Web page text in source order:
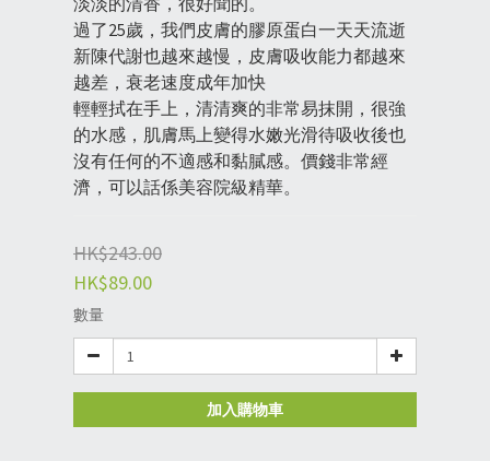
過了25歲，我們皮膚的膠原蛋白一天天流逝
新陳代謝也越來越慢，皮膚吸收能力都越來
越差，衰老速度成年加快
輕輕拭在手上，清清爽的非常易抹開，很強
的水感，肌膚馬上變得水嫩光滑待吸收後也
沒有任何的不適感和黏膩感。價錢非常經
濟，可以話係美容院級精華。
HK$243.00
HK$89.00
數量
加入購物車